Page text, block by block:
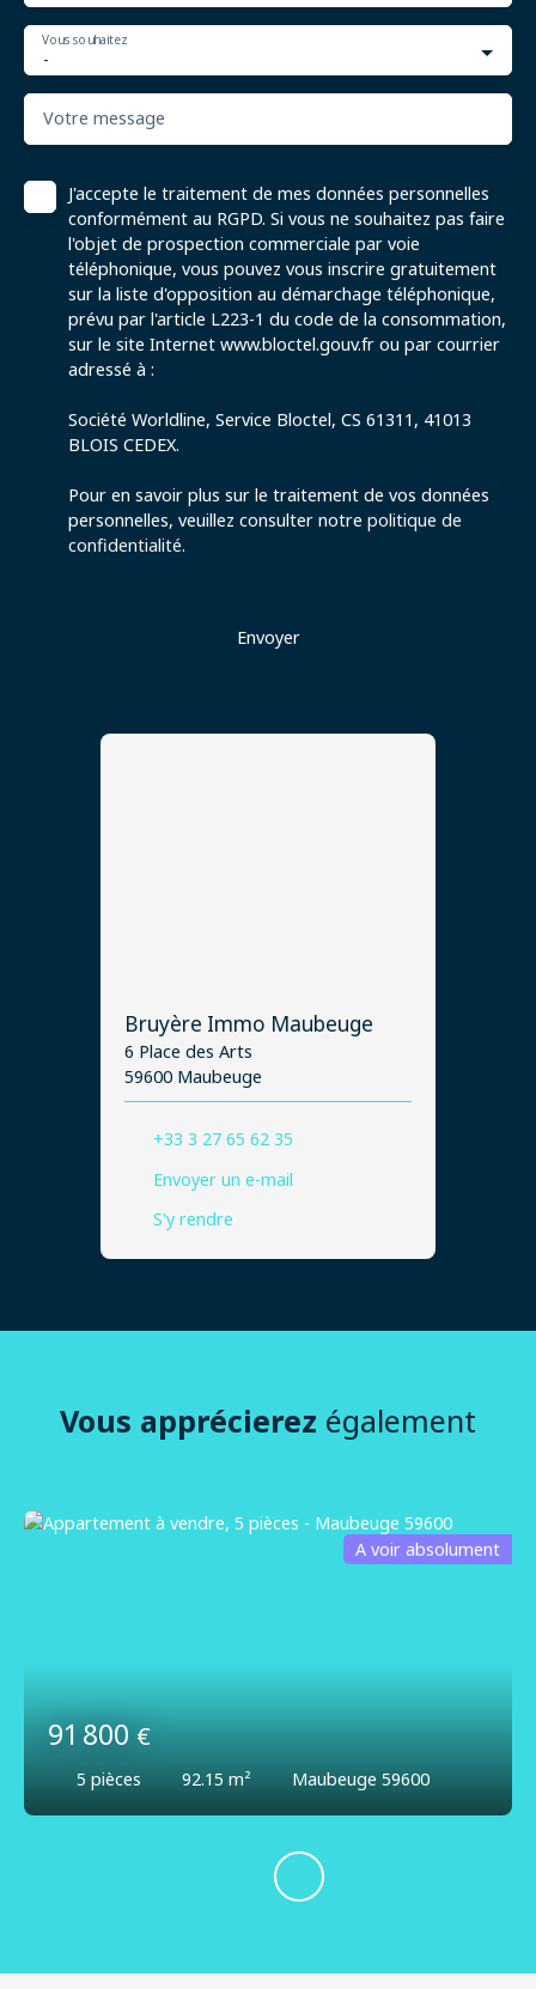
-
Vous souhaitez
Votre message
J'accepte le traitement de mes données personnelles
conformément au RGPD. Si vous ne souhaitez pas faire
l'objet de prospection commerciale par voie
téléphonique, vous pouvez vous inscrire gratuitement
sur la liste d'opposition au démarchage téléphonique,
prévu par l'article L223-1 du code de la consommation,
sur le site Internet www.bloctel.gouv.fr ou par courrier
adressé à :
Société Worldline, Service Bloctel, CS 61311, 41013
BLOIS CEDEX.
Pour en savoir plus sur le traitement de vos données
personnelles, veuillez consulter notre politique de
confidentialité.
Envoyer
Bruyère Immo Maubeuge
6 Place des Arts
59600 Maubeuge
+33 3 27 65 62 35
Envoyer un e-mail
S'y rendre
Vous apprécierez également
91 800€
5 pièces 92.15 m² Maubeuge 59600
A voir absolument